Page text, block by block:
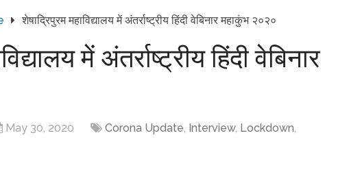
शेषाद्रिपुरम महाविद्यालय में अंतर्राष्ट्रीय हिंदी वेबिनार महाकुंभ २०२०
में अंतर्राष्ट्रीय हिंदी वेबिनार
May 30, 2020 Corona Update, Interview, Lockdown,